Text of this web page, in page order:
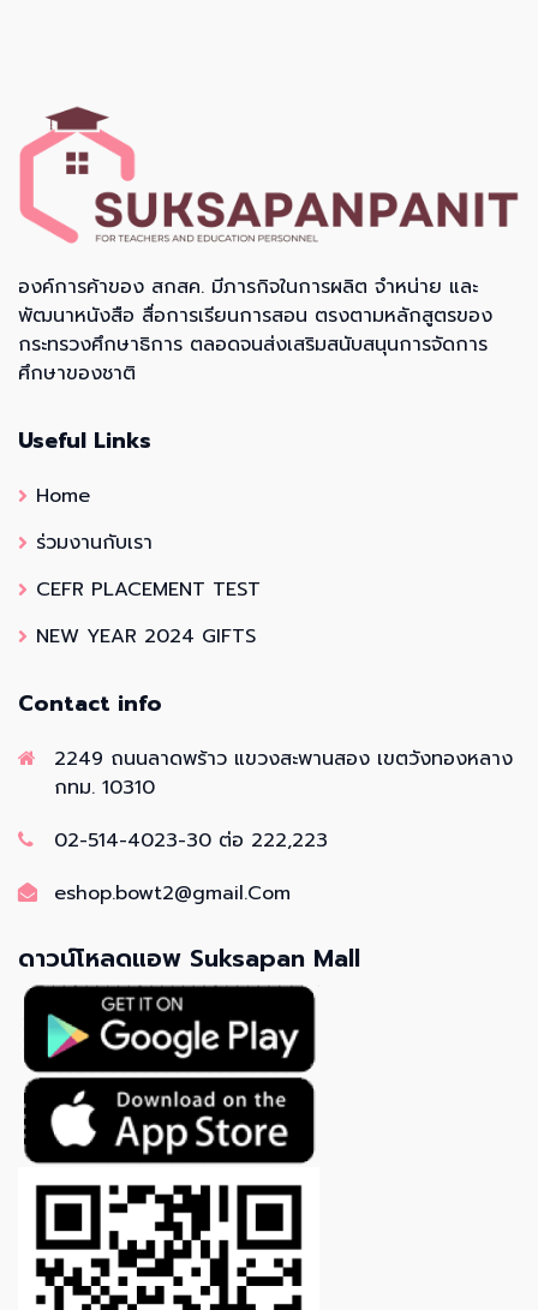
องค์การค้าของ สกสค. มีภารกิจในการผลิต จำหน่าย และ
พัฒนาหนังสือ สื่อการเรียนการสอน ตรงตามหลักสูตรของ
กระทรวงศึกษาธิการ ตลอดจนส่งเสริมสนับสนุนการจัดการ
ศึกษาของชาติ
Useful Links
Home
ร่วมงานกับเรา
CEFR PLACEMENT TEST
NEW YEAR 2024 GIFTS
Contact info
2249 ถนนลาดพร้าว แขวงสะพานสอง เขตวังทองหลาง
กทม. 10310
02-514-4023-30 ต่อ 222,223
eshop.bowt2@gmail.Com
ดาวน์โหลดแอพ Suksapan Mall